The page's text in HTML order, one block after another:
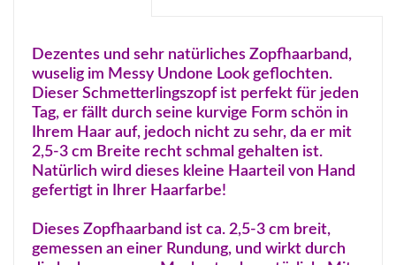
Dezentes und sehr natürliches Zopfhaarband,
wuselig im Messy Undone Look geflochten.
Dieser Schmetterlingszopf ist perfekt für jeden
Tag, er fällt durch seine kurvige Form schön in
Ihrem Haar auf, jedoch nicht zu sehr, da er mit
2,5-3 cm Breite recht schmal gehalten ist.
Natürlich wird dieses kleine Haarteil von Hand
gefertigt in Ihrer Haarfarbe!
Dieses Zopfhaarband ist ca. 2,5-3 cm breit,
gemessen an einer Rundung, und wirkt durch